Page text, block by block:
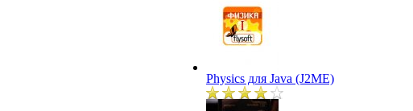
Physics для Java (J2ME)